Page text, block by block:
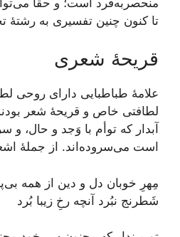
تا کنون چنین تفسیری به رشتۀ
قریحۀ شعری
علامۀ طباطبایی داراى روحى
لطافتى خاص و قریحۀ شعر
آبدار كه توأم با وَجد و حال،
است می‌سروده‏‌اند. از جملۀ
مِهرِ خوبان دل و دين از همه
شَطرنج نبُرد آنچه رخِ زيبا بُرد